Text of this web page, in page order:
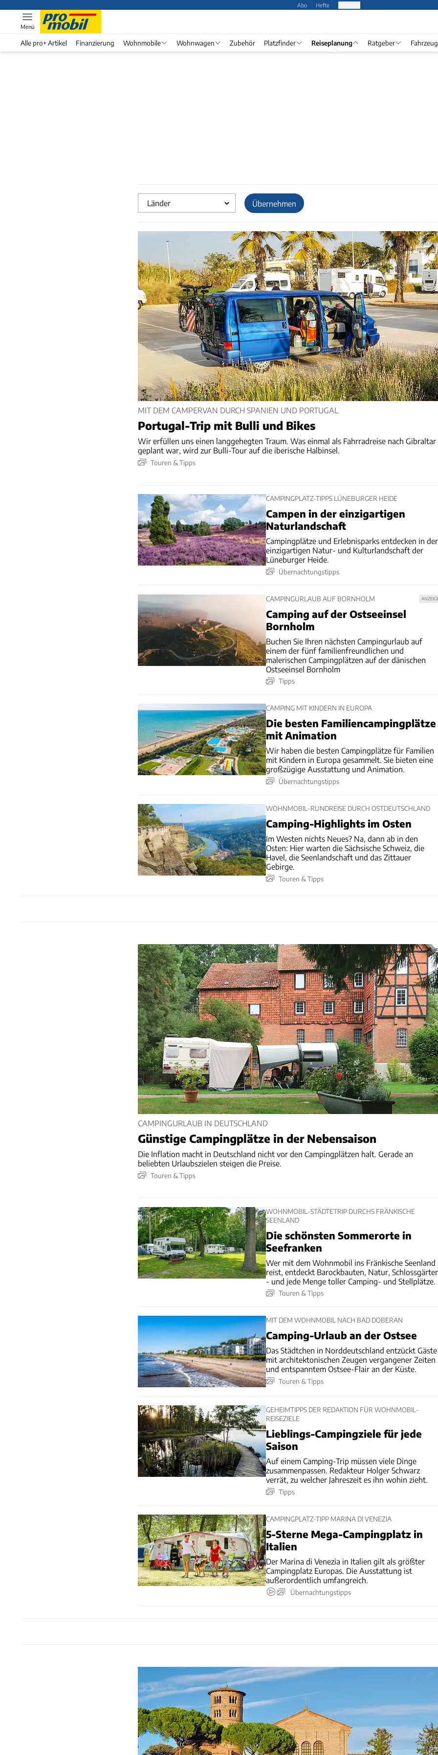
Abo Hefte
Menü
Alle pro+ Artikel Finanzierung Wohnmobile Wohnwagen Zubehör Platzfinder Reiseplanung Ratgeber
Länder Übernehmen
MIT DEM CAMPERVAN DURCH SPANIEN UND PORTUGAL
Portugal-Trip mit Bulli und Bikes
Wir erfüllen uns einen langgehegten Traum. Was einmal als Fahrradreise nach Gibraltar
geplant war, wird zur Bulli-Tour auf die iberische Halbinsel.
Touren & Tipps
CAMPINGPLATZ-TIPPS LÜNEBURGER HEIDE
Campen in der einzigartigen
Naturlandschaft
Campingplätze und Erlebnisparks entdecken in der
einzigartigen Natur- und Kulturlandschaft der
Lüneburger Heide.
Übernachtungstipps
CAMPINGURLAUB AUF BORNHOLM
Camping auf der Ostseeinsel
Bornholm
Buchen Sie Ihren nächsten Campingurlaub auf
einem der fünf familienfreundlichen und
malerischen Campingplätzen auf der dänischen
Ostseeinsel Bornholm
Tipps
CAMPING MIT KINDERN IN EUROPA
Die besten Familiencampingplätze
mit Animation
Wir haben die besten Campingplätze für Familien
mit Kindern in Europa gesammelt. Sie bieten eine
großzügige Ausstattung und Animation.
Übernachtungstipps
WOHNMOBIL-RUNDREISE DURCH OSTDEUTSCHLAND
Camping-Highlights im Osten
Im Westen nichts Neues? Na, dann ab in den
Osten: Hier warten die Sächsische Schweiz, die
Havel, die Seenlandschaft und das Zittauer
Gebirge.
Touren & Tipps
CAMPINGURLAUB IN DEUTSCHLAND
Günstige Campingplätze in der Nebensaison
Die Inflation macht in Deutschland nicht vor den Campingplätzen halt. Gerade an
beliebten Urlaubszielen steigen die Preise.
Touren & Tipps
WOHNMOBIL-STÄDTETRIP DURCHS FRÄNKISCHE
SEENLAND
Die schönsten Sommerorte in
Seefranken
Wer mit dem Wohnmobil ins Fränkische Seenland
reist, entdeckt Barockbauten, Natur,
- und jede Menge toller Camping- und Stellplätze.
Touren & Tipps
MIT DEM WOHNMOBIL NACH BAD DOBERAN
Camping-Urlaub an der Ostsee
Das Städtchen in Norddeutschland entzückt Gäste
mit architektonischen Zeugen vergangener Zeiten
und entspanntem Ostsee-Flair an der Küste.
Touren & Tipps
GEHEIMTIPPS DER REDAKTION FÜR WOHNMOBIL-
REISEZIELE
Lieblings-Campingziele für jede
Saison
Auf einem Camping-Trip müssen viele Dinge
zusammenpassen. Redakteur Holger Schwarz
verrät, zu welcher Jahreszeit es ihn wohin zieht.
Tipps
CAMPINGPLATZ-TIPP MARINA DI VENEZIA
5-Sterne Mega-Campingplatz in
Italien
Der Marina di Venezia in Italien gilt als größter
Campingplatz Europas. Die Ausstattung ist
außerordentlich umfangreich.
Übernachtungstipps